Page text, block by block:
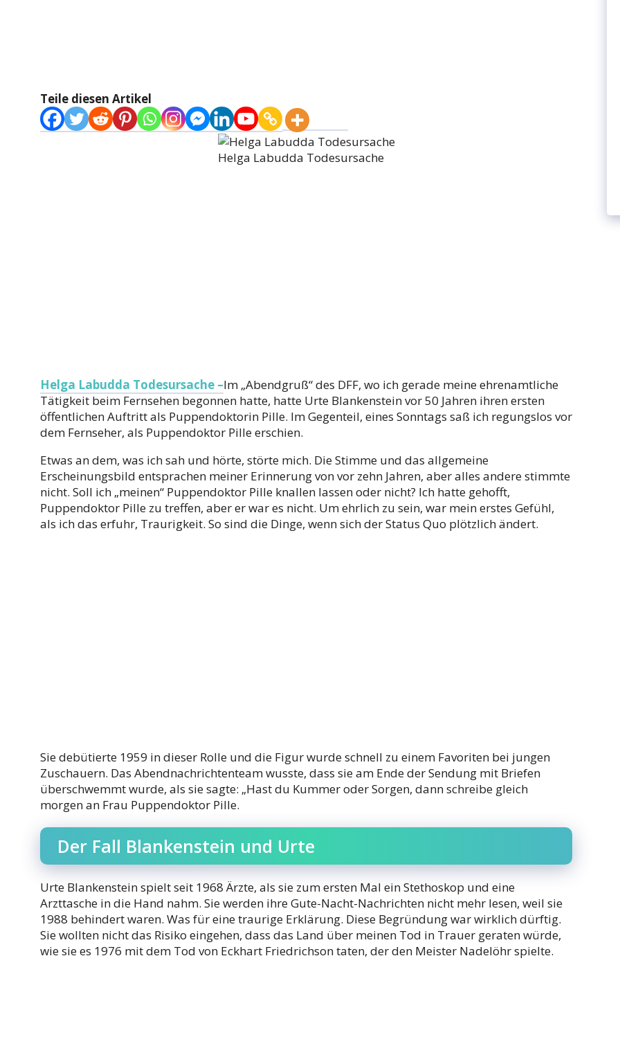
Teile diesen Artikel
Helga Labudda Todesursache
Helga Labudda Todesursache –Im „Abendgruß“ des DFF, wo ich gerade meine ehrenamtliche
Tätigkeit beim Fernsehen begonnen hatte, hatte Urte Blankenstein vor 50 Jahren ihren ersten
öffentlichen Auftritt als Puppendoktorin Pille. Im Gegenteil, eines Sonntags saß ich regungslos vor
dem Fernseher, als Puppendoktor Pille erschien.
Etwas an dem, was ich sah und hörte, störte mich. Die Stimme und das allgemeine
Erscheinungsbild entsprachen meiner Erinnerung von vor zehn Jahren, aber alles andere stimmte
nicht. Soll ich „meinen“ Puppendoktor Pille knallen lassen oder nicht? Ich hatte gehofft,
Puppendoktor Pille zu treffen, aber er war es nicht. Um ehrlich zu sein, war mein erstes Gefühl,
als ich das erfuhr, Traurigkeit. So sind die Dinge, wenn sich der Status Quo plötzlich ändert.
Sie debütierte 1959 in dieser Rolle und die Figur wurde schnell zu einem Favoriten bei jungen
Zuschauern. Das Abendnachrichtenteam wusste, dass sie am Ende der Sendung mit Briefen
überschwemmt wurde, als sie sagte: „Hast du Kummer oder Sorgen, dann schreibe gleich
morgen an Frau Puppendoktor Pille.
Der Fall Blankenstein und Urte
Urte Blankenstein spielt seit 1968 Ärzte, als sie zum ersten Mal ein Stethoskop und eine
Arzttasche in die Hand nahm. Sie werden ihre Gute-Nacht-Nachrichten nicht mehr lesen, weil sie
1988 behindert waren. Was für eine traurige Erklärung. Diese Begründung war wirklich dürftig.
Sie wollten nicht das Risiko eingehen, dass das Land über meinen Tod in Trauer geraten würde,
wie sie es 1976 mit dem Tod von Eckhart Friedrichson taten, der den Meister Nadelöhr spielte.